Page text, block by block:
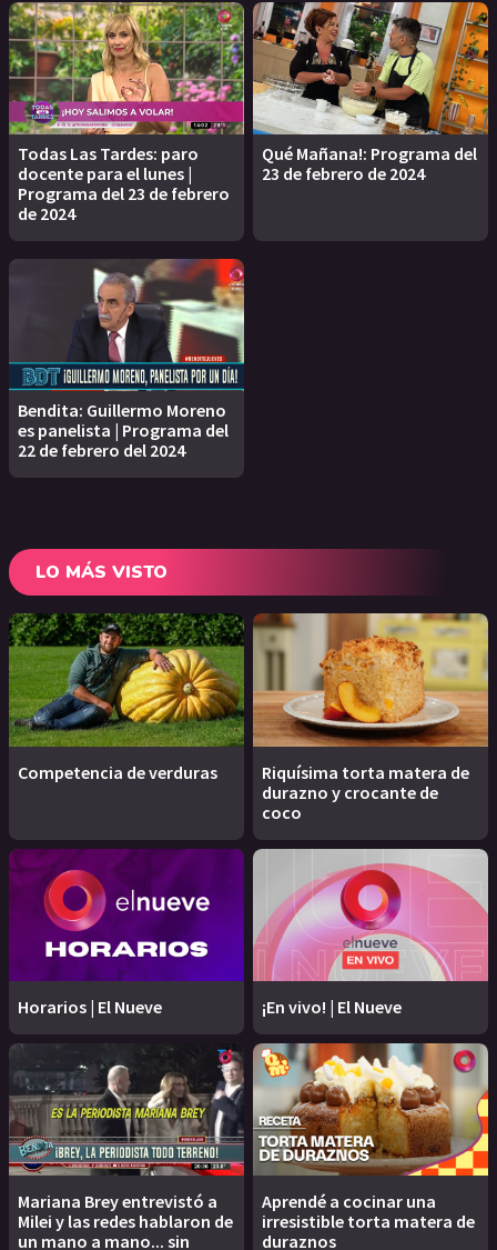
Todas Las Tardes: paro
docente para el lunes |
Programa del 23 de febrero
de 2024
Qué Mañana!: Programa del
23 de febrero de 2024
Bendita: Guillermo Moreno
es panelista | Programa del
22 de febrero del 2024
LO MÁS VISTO
Competencia de verduras
Riquísima torta matera de
durazno y crocante de
coco
Horarios | El Nueve ¡En vivo! | El Nueve
Mariana Brey entrevistó a
Milei y las redes hablaron de
un mano a mano... sin
Aprendé a cocinar una
irresistible torta matera de
duraznos